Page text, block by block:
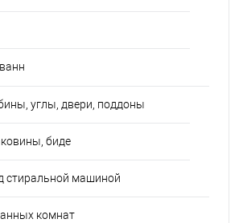
углы, двери, поддоны
биде
стиральной машиной
комнат